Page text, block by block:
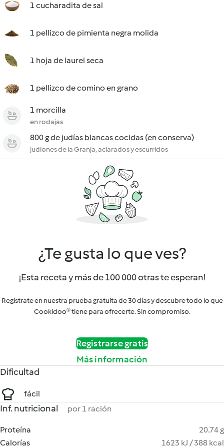
1 cucharadita de sal
1 pellizco de pimienta negra molida
1 hoja de laurel seca
1 pellizco de comino en grano
1 morcilla
en rodajas
800 g de judías blancas cocidas (en conserva)
judiones de la Granja, aclarados y escurridos
¿Te gusta lo que ves?
¡Esta receta y más de 100 000 otras te esperan!
Regístrate en nuestra prueba gratuita de 30 días y descubre todo lo que
Cookidoo® tiene para ofrecerte. Sin compromiso.
Registrarse gratis
Más información
Dificultad
fácil
Inf. nutricional por 1 ración
Proteína
20.74 g
Calorías
1623 kJ / 388 kcal